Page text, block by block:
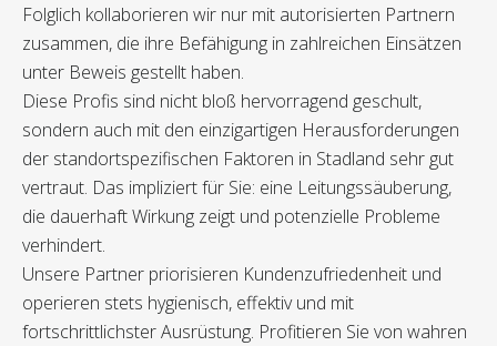
Folglich kollaborieren wir nur mit autorisierten Partnern
zusammen, die ihre Befähigung in zahlreichen Einsätzen
unter Beweis gestellt haben.
Diese Profis sind nicht bloß hervorragend geschult,
sondern auch mit den einzigartigen Herausforderungen
der standortspezifischen Faktoren in Stadland sehr gut
vertraut. Das impliziert für Sie: eine Leitungssäuberung,
die dauerhaft Wirkung zeigt und potenzielle Probleme
verhindert.
Unsere Partner priorisieren Kundenzufriedenheit und
operieren stets hygienisch, effektiv und mit
fortschrittlichster Ausrüstung. Profitieren Sie von wahren